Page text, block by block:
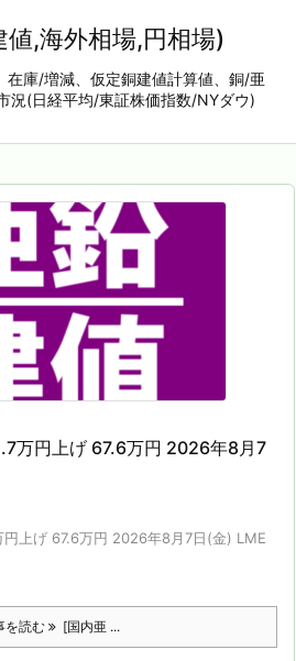
,海外相場,円相場)
在庫/増減、仮定銅建値計算値、銅/亜
況(日経平均/東証株価指数/NYダウ)
万円上げ 67.6万円 2026年8月7
上げ 67.6万円 2026年8月7日(金) LME
を読む [国内亜 ...